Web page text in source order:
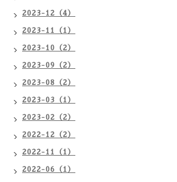
2023-12（4）
2023-11（1）
2023-10（2）
2023-09（2）
2023-08（2）
2023-03（1）
2023-02（2）
2022-12（2）
2022-11（1）
2022-06（1）